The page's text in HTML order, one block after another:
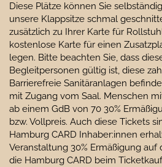
Diese Plätze können Sie
unsere Klappsitze schmal
zusätzlich zu Ihrer Karte für
kostenlose Karte für einen
legen. Bitte beachten Sie, dass
Begleitpersonen gültig ist, diese
Barrierefreie Sanitäranlagen
mit Zugang vom Saal. Menschen
ab einem GdB von 70 30%
bzw. Vollpreis. Auch diese Tickets
Hamburg CARD Inhaber:innen
Veranstaltung 30% Ermäßigung
die Hamburg CARD beim